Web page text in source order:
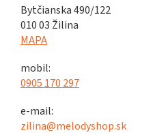
Bytčianska 490/122
010 03 Žilina
MAPA
mobil:
0905 170 297
e-mail:
zilina@melodyshop.sk